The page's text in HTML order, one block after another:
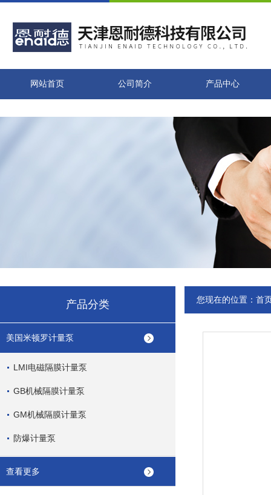
网站首页 公司简介 产品中心
产品分类
美国米顿罗计量泵
LMI电磁隔膜计量泵
GB机械隔膜计量泵
GM机械隔膜计量泵
防爆计量泵
查看更多
您现在的位置： 首